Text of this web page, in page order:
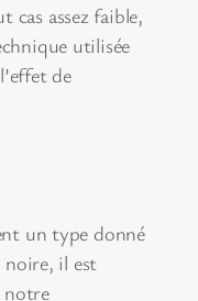
cas assez faible,
utilisée
de
un type donné
il est
notre